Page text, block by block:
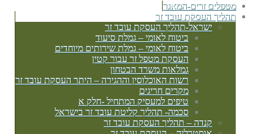
מטפלים זרים-המאגר
תהליך העסקת עובד זר
ישראל-תהליך העסקת עובד זר
ביטוח לאומי – גמלת סיעוד
ביטוח לאומי – גמלת שירותים מיוחדים
העסקת מטפל זר עבור קטין
גמלאות משרד הבטחון
רשות האוכלוסין וההגירה – היתר העסקת עובד זר
מקרים חריגים
טיפים למעסיק המתחיל -חלק א
סכמה- תהליך קליטת עובד זר בישראל
קנדה – תהליך העסקת עובד זר